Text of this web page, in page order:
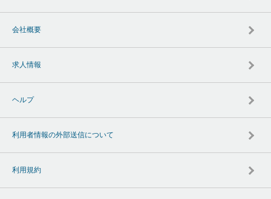
会社概要
求人情報
ヘルプ
利用者情報の外部送信について
利用規約